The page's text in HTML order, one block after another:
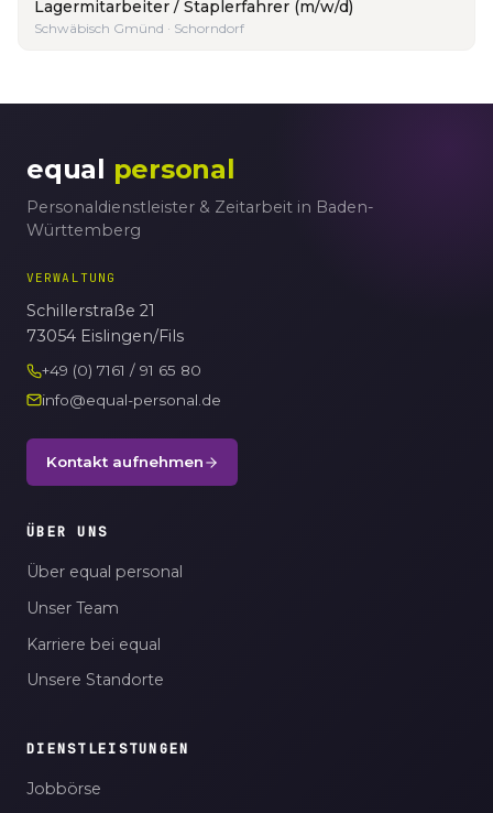
Lagermitarbeiter / Staplerfahrer (m/w/d)
Schwäbisch Gmünd · Schorndorf
equal personal
Personaldienstleister & Zeitarbeit in Baden-
Württemberg
VERWALTUNG
Schillerstraße 21
73054 Eislingen/Fils
+49 (0) 7161 / 91 65 80
info@equal-personal.de
Kontakt aufnehmen
ÜBER UNS
Über equal personal
Unser Team
Karriere bei equal
Unsere Standorte
DIENSTLEISTUNGEN
Jobbörse